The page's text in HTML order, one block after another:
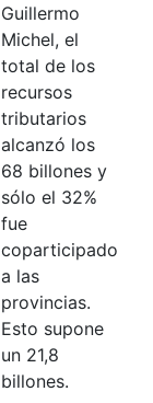
Guillermo
Michel, el
total de los
recursos
tributarios
alcanzó los
68 billones y
sólo el 32%
fue
coparticipado
a las
provincias.
Esto supone
un 21,8
billones.